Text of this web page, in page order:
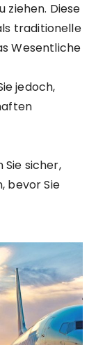
ziehen. Diese
traditionelle
Wesentliche
jedoch,
sicher,
bevor Sie